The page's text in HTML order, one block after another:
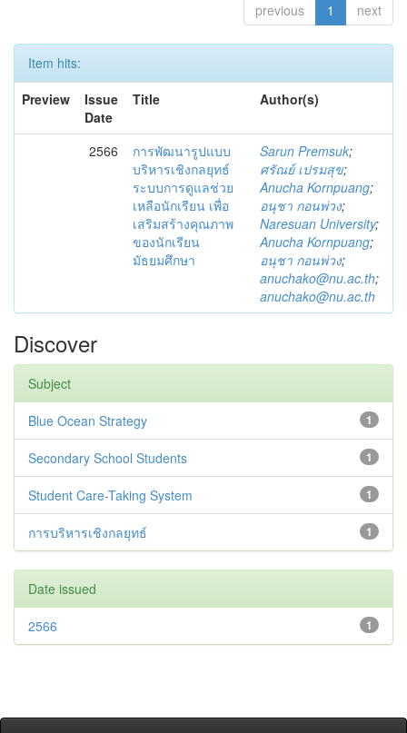
previous 1 next
Item hits:
Preview
Issue
Date
Title Author(s)
2566
การพัฒนารูปแบบ
บริหารเชิงกลยุทธ์
ระบบการดูแลช่วย
เหลือนักเรียน เพื่อ
เสริมสร้างคุณภาพ
ของนักเรียน
มัธยมศึกษา
Sarun Premsuk;
ศรัณย์ เปรมสุข;
Anucha Kornpuang;
อนุชา กอนพ่วง;
Naresuan University;
Anucha Kornpuang;
อนุชา กอนพ่วง;
anuchako@nu.ac.th;
anuchako@nu.ac.th
Discover
Subject
1
Blue Ocean Strategy
1
Secondary School Students
1
Student Care-Taking System
1
การบริหารเชิงกลยุทธ์
Date issued
1
2566